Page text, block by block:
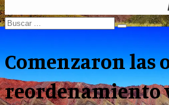
Search
for:
Search
Comenzaron las